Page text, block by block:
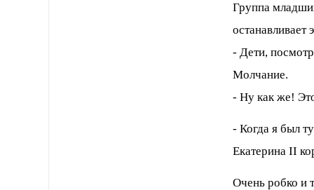
Группа
останавливает
- Дети,
Молчание.
- Ну как же!
- Когда я был
Екатерина II
Очень робко и